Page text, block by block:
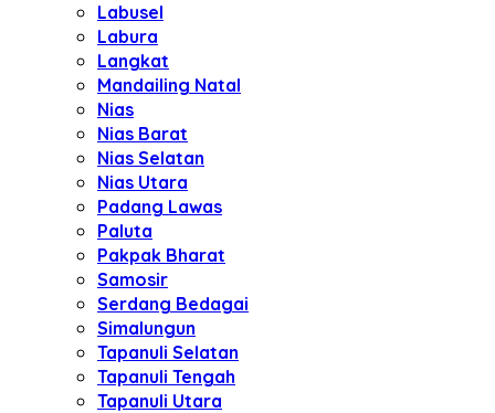
Labusel
Labura
Langkat
Mandailing Natal
Nias
Nias Barat
Nias Selatan
Nias Utara
Padang Lawas
Paluta
Pakpak Bharat
Samosir
Serdang Bedagai
Simalungun
Tapanuli Selatan
Tapanuli Tengah
Tapanuli Utara